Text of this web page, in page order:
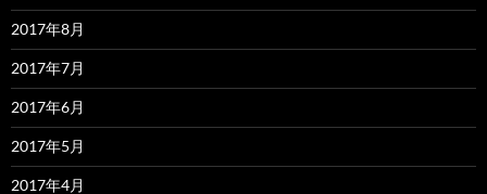
2017年8月
2017年7月
2017年6月
2017年5月
2017年4月